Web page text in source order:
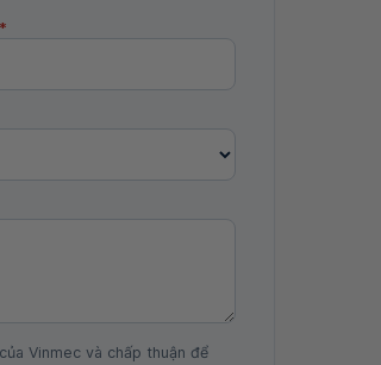
*
Vinmec và chấp thuận để